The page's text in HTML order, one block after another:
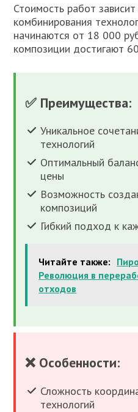
Стоимость работ
комбинирования
начинаются от 18 000
композиции достигают
✅ Преимущества:
Уникальное
технологий
Оптимальный
цены
Возможность
композиций
Гибкий подход к
Читайте также:
Революция в
отходов
❌ Особенности:
Сложность
технологий